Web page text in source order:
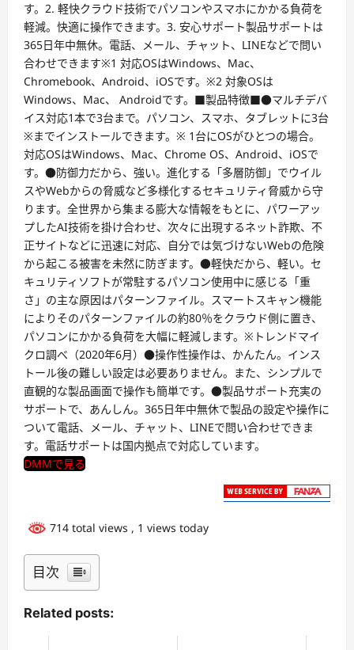
す。2. 軽快クラウド技術でパソコンやスマホにかかる負荷を
軽減。快適に操作できます。3. 安心サポート製品サポートは
365日年中無休。電話、メール、チャット、LINEなどで問い
合わせできます※1 対応OSはWindows、Mac、
Chromebook、Android、iOSです。※2 対象OSは
Windows、Mac、 Androidです。■製品特徴■●マルチデバ
イス対応1本で3台まで。パソコン、スマホ、タブレットに3台
※までインストールできます。※ 1台にOSがひとつの場合。
対応OSはWindows、Mac、Chrome OS、Android、iOSで
す。●防御力だから、強い。進化する「多層防御」でウイル
スやWebからの脅威など多様化するセキュリティ脅威から守
ります。全世界から集まる膨大な情報をもとに、パワーアッ
プしたAI技術を掛け合わせ、次々に出現するネット詐欺、不
正サイトなどに迅速に対応、自分では気づけないWebの危険
から起こる被害を未然に防ぎます。●軽快だから、軽い。セ
キュリティソフトが常駐するパソコン使用中に感じる「重
さ」の主な原因はパターンファイル。スマートスキャン機能
によりそのパターンファイルの約80％をクラウド側に置き、
パソコンにかかる負荷を大幅に軽減します。※トレンドマイ
クロ調べ（2020年6月）●操作性操作は、かんたん。インス
トール後の難しい設定は必要ありません。また、シンプルで
直観的な製品画面で操作も簡単です。●製品サポート充実の
サポートで、あんしん。365日年中無休で製品の設定や操作に
ついて電話、メール、チャット、LINEで問い合わせできま
す。電話サポートは国内拠点で対応しています。
DMMで見る
714 total views , 1 views today
目次
Related posts: